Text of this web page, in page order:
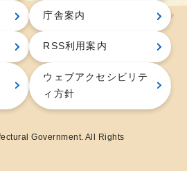
庁舎案内
RSS利用案内
ウェブアクセシビリテ
ィ方針
Government. All Rights